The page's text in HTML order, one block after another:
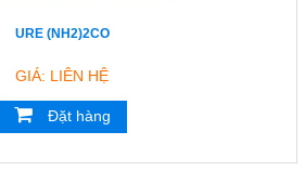
URE (NH2)2CO
GIÁ: LIÊN HỆ
Đặt hàng